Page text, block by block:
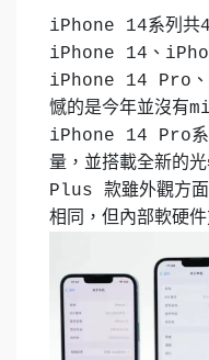
iPhone 14系列共4
iPhone 14、
iPhone 14 Pro
憾的是今年並沒有
iPhone 14 Pro系
量，並搭載全新的
Plus 款雖外觀方
相同，但內部軟硬